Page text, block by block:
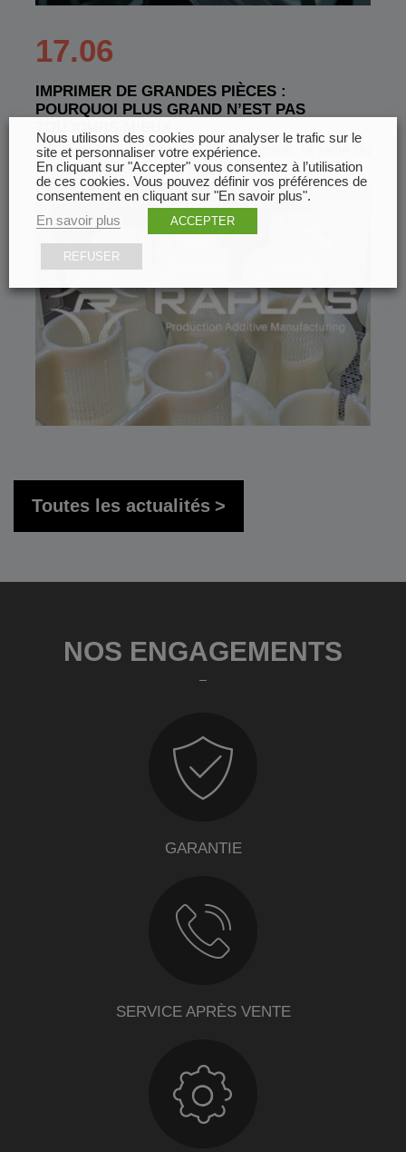
17.06
IMPRIMER DE GRANDES PIÈCES :
POURQUOI PLUS GRAND N’EST PAS
En impression 3D résine grand format, la taille du
plateau est souvent le premier critère…
Toutes les actualités
NOS ENGAGEMENTS
GARANTIE
SERVICE APRÈS VENTE
Nous utilisons des cookies pour analyser le trafic sur le
site et personnaliser votre expérience.
En cliquant sur "Accepter" vous consentez à l’utilisation
de ces cookies. Vous pouvez définir vos préférences de
consentement en cliquant sur "En savoir plus".
En savoir plus
ACCEPTER
REFUSER